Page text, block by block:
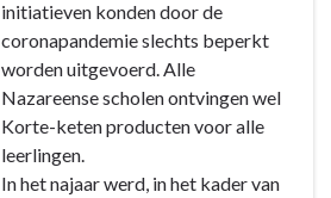
initiatieven konden door de
coronapandemie slechts beperkt
worden uitgevoerd. Alle
Nazareense scholen ontvingen wel
Korte-keten producten voor alle
leerlingen.
In het najaar werd, in het kader van